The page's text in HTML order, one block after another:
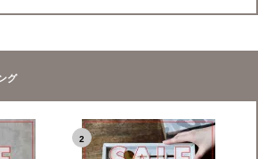
グ
2